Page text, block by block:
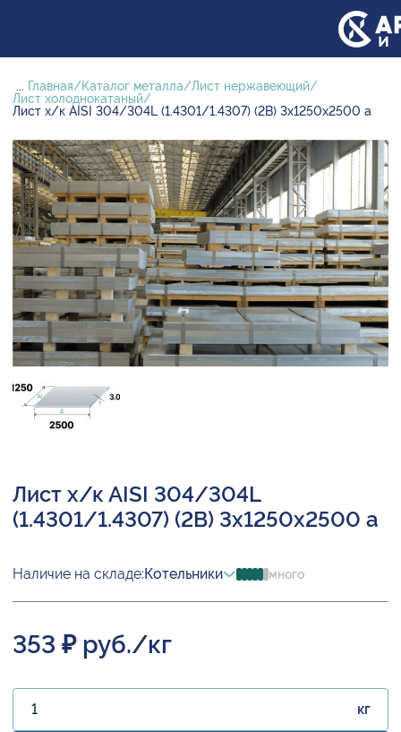
... Главная Каталог металла
Лист нержавеющий
Лист холоднокатаный
Лист х/к AISI 304/304L (1.4301/1.4307) (2B) 3х1250х2500 а
Лист х/к AISI 304/304L
(1.4301/1.4307) (2B) 3х1250х2500 а
Наличие на складе:Котельники много
353 ₽ руб./кг
кг